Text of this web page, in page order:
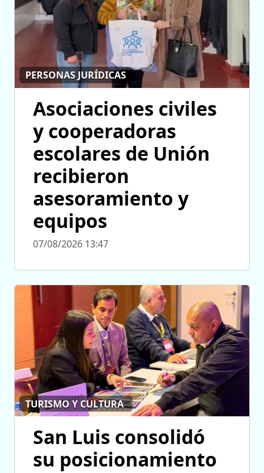
PERSONAS JURÍDICAS
Asociaciones civiles
y cooperadoras
escolares de Unión
recibieron
asesoramiento y
equipos
07/08/2026 13:47
TURISMO Y CULTURA
San Luis consolidó
su posicionamiento